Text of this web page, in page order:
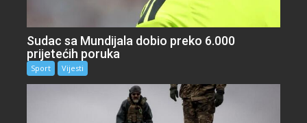
Sudac sa Mundijala dobio preko 6.000
prijetećih poruka
Sport Vijesti